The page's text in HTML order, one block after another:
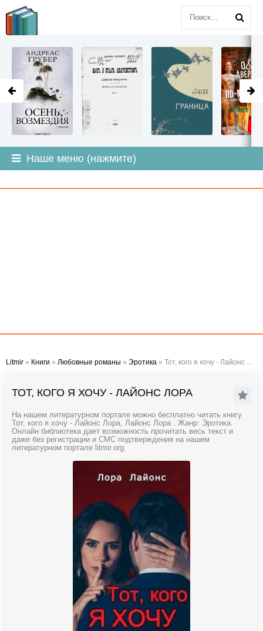
Наше меню (нажмите)
Litmir » Книги » Любовные романы » Эротика » Тот, кого я хочу - Лайонс Лора
ТОТ, КОГО Я ХОЧУ - ЛАЙОНС ЛОРА
На нашем литературном портале можно бесплатно читать книгу
Тот, кого я хочу - Лайонс Лора, Лайонс Лора . Жанр: Эротика.
Онлайн библиотека дает возможность прочитать весь текст и
даже без регистрации и СМС подтверждения на нашем
литературном портале litmir.org.
LITMIR.ORG